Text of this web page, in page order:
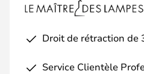
Droit de rétraction de
Service Clientèle